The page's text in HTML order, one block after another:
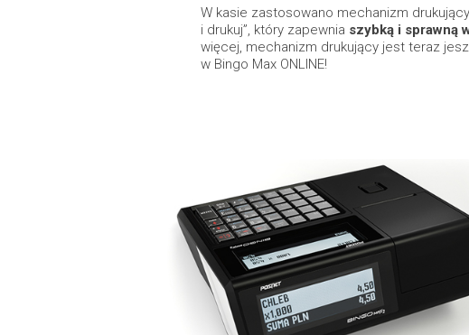
W kasie zastosowano mechanizm
i drukuj”, który zapewnia szybką i sprawną
więcej, mechanizm drukujący jest teraz
w Bingo Max ONLINE!